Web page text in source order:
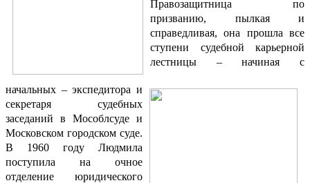
Правозащитница по
призванию, пылкая и
справедливая, она прошла все
ступени судебной карьерной
лестницы – начиная с
начальных – экспедитора и
секретаря судебных
заседаний в Мособлсуде и
Московском городском суде.
В 1960 году Людмила
поступила на очное
отделение юридического